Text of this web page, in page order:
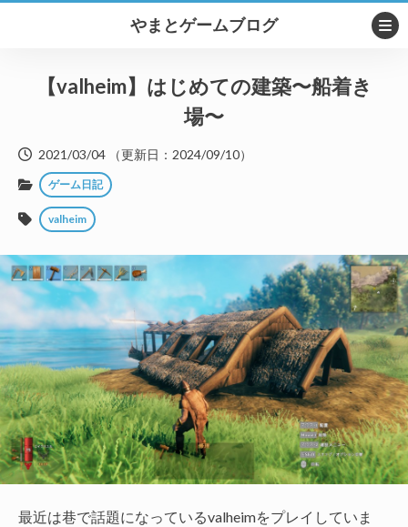
やまとゲームブログ
【valheim】はじめての建築〜船着き
場〜
2021/03/04 （更新日： 2024/09/10）
ゲーム日記
valheim
最近は巷で話題になっているvalheimをプレイしていま